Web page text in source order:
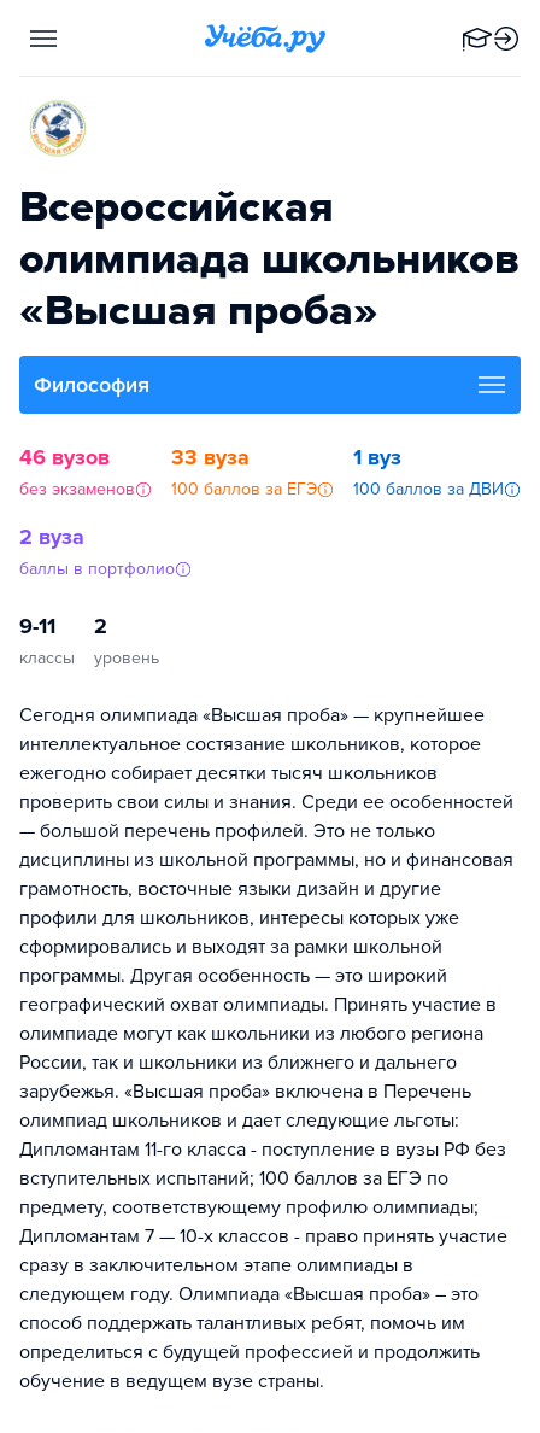
Всероссийская
олимпиада школьников
«Высшая проба»
Философия
46 вузов
без экзаменов
33 вуза
100 баллов за ЕГЭ
1 вуз
100 баллов за ДВИ
2 вуза
баллы в портфолио
9-11
классы
2
уровень
Сегодня олимпиада «Высшая проба» — крупнейшее
интеллектуальное состязание школьников, которое
ежегодно собирает десятки тысяч школьников
проверить свои силы и знания. Среди ее особенностей
— большой перечень профилей. Это не только
дисциплины из школьной программы, но и финансовая
грамотность, восточные языки дизайн и другие
профили для школьников, интересы которых уже
сформировались и выходят за рамки школьной
программы. Другая особенность — это широкий
географический охват олимпиады. Принять участие в
олимпиаде могут как школьники из любого региона
России, так и школьники из ближнего и дальнего
зарубежья. «Высшая проба» включена в Перечень
олимпиад школьников и дает следующие льготы:
Дипломантам 11-го класса - поступление в вузы РФ без
вступительных испытаний; 100 баллов за ЕГЭ по
предмету, соответствующему профилю олимпиады;
Дипломантам 7 — 10-х классов - право принять участие
сразу в заключительном этапе олимпиады в
следующем году. Олимпиада «Высшая проба» – это
способ поддержать талантливых ребят, помочь им
определиться с будущей профессией и продолжить
обучение в ведущем вузе страны.